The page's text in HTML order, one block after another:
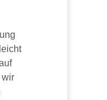
wir